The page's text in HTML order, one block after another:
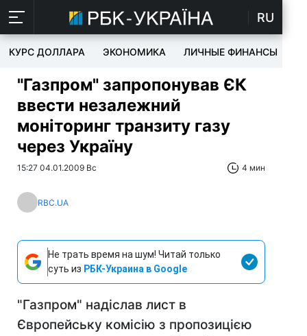
RU
КУРС ДОЛЛАРА ЭКОНОМИКА ЛИЧНЫЕ ФИНАНСЫ
"Газпром" запропонував ЄК
ввести незалежний
моніторинг транзиту газу
через Україну
15:27 04.01.2009 Вс 4 мин
RBC.UA
Не трать время на шум! Читай только
суть из РБК-Украина в Google
"Газпром" надіслав лист в
Європейську комісію з пропозицією